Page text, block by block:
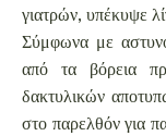
γιατρών, υπέκυψε
Σύμφωνα με
από τα βόρεια
δακτυλικών
στο παρελθόν για